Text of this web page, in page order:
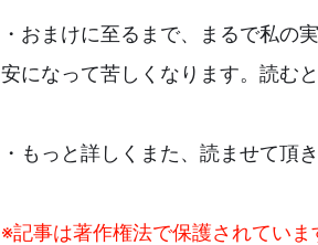
・おまけに至るまで、まるで私の
安になって苦しくなります。読む
・もっと詳しくまた、読ませて頂
※記事は著作権法で保護されてい